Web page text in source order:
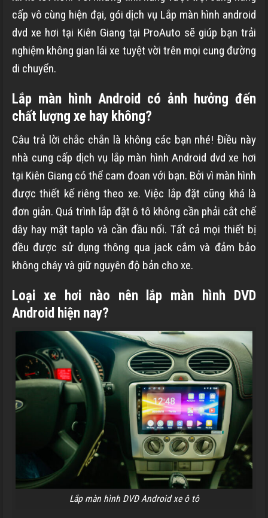
cấp vô cùng hiện đại, gói dịch vụ Lắp màn hình android
dvd xe hơi tại Kiên Giang tại ProAuto sẽ giúp bạn trải
nghiệm không gian lái xe tuyệt vời trên mọi cung đường
di chuyển.
Lắp màn hình Android có ảnh hưởng đến
chất lượng xe hay không?
Câu trả lời chắc chắn là không các bạn nhé! Điều này
nhà cung cấp dịch vụ lắp màn hình Android dvd xe hơi
tại Kiên Giang có thể cam đoan với bạn. Bởi vì màn hình
được thiết kế riêng theo xe. Việc lắp đặt cũng khá là
đơn giản. Quá trình lắp đặt ô tô không cần phải cắt chế
dây hay mặt taplo và cần đầu nối. Tất cả mọi thiết bị
đều được sử dụng thông qua jack cắm và đảm bảo
không cháy và giữ nguyên độ bản cho xe.
Loại xe hơi nào nên lắp màn hình DVD
Android hiện nay?
Lắp màn hình DVD Android xe ô tô